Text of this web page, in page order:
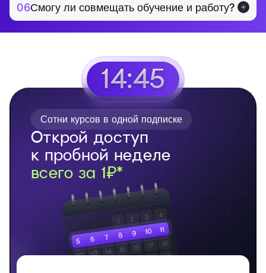
06Смогу ли совмещать обучение и работу?
14:44
Открой доступ
к пробной неделе
всего за 1₽*
Сотни курсов в одной подписке